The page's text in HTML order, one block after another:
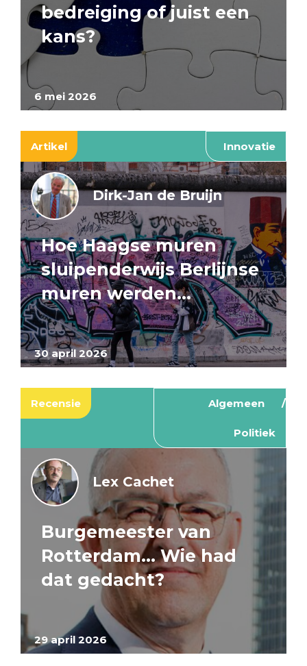
6 mei 2026
bedreiging of juist een
kans?
Artikel Innovatie
30 april 2026
Dirk-Jan de Bruijn
Hoe Haagse muren
sluipenderwijs Berlijnse
muren werden…
Recensie Algemeen
Politiek
29 april 2026
Lex Cachet
Burgemeester van
Rotterdam… Wie had
dat gedacht?